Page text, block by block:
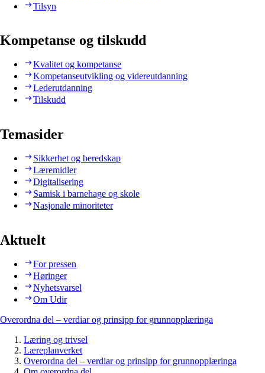
Tilsyn
Kompetanse og tilskudd
Kvalitet og kompetanse
Kompetanseutvikling og videreutdanning
Lederutdanning
Tilskudd
Temasider
Sikkerhet og beredskap
Læremidler
Digitalisering
Samisk i barnehage og skole
Nasjonale minoriteter
Aktuelt
For pressen
Høringer
Nyhetsvarsel
Om Udir
Overordna del – verdiar og prinsipp for grunnopplæringa
Læring og trivsel
Læreplanverket
Overordna del – verdiar og prinsipp for grunnopplæringa